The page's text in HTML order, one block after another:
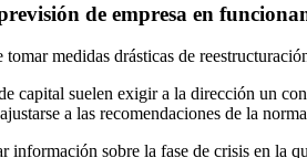
de empresa en
medidas drásticas de
capital suelen exigir a la dirección un
a las recomendaciones de la
sobre la fase de crisis en la